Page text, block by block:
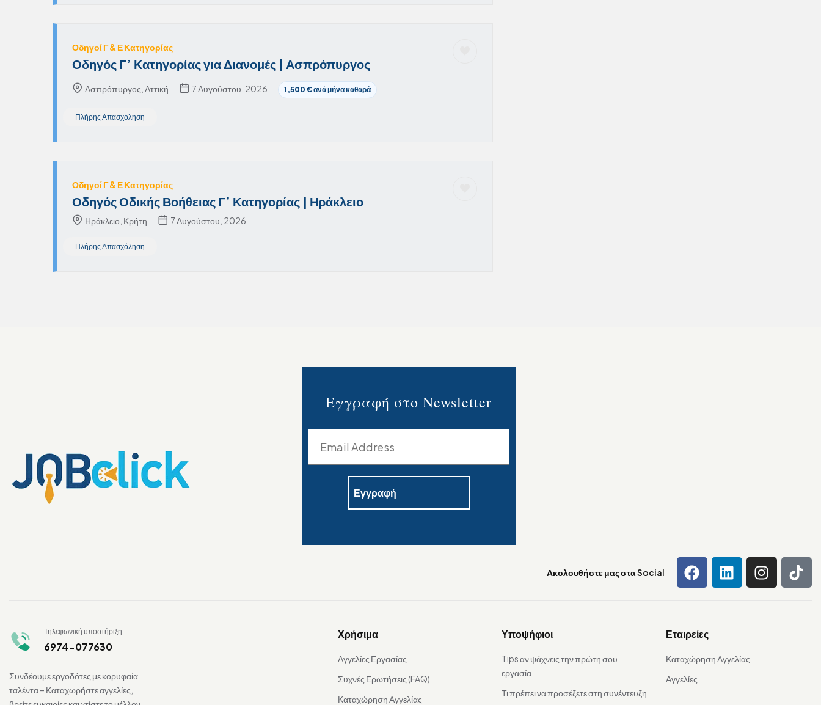
Οδηγοί Γ & Ε Κατηγορίας
Οδηγός Γ’ Κατηγορίας για Διανομές | Ασπρόπυργος
Ασπρόπυργος, Αττική 7 Αυγούστου, 2026 1,500 € ανά μήνα καθαρά
Πλήρης Απασχόληση
Οδηγοί Γ & Ε Κατηγορίας
Οδηγός Οδικής Βοήθειας Γ’ Κατηγορίας | Ηράκλειο
Ηράκλειο, Κρήτη 7 Αυγούστου, 2026
Πλήρης Απασχόληση
Εγγραφή στο Newsletter
Ακολουθήστε μας στα Social
Τηλεφωνική υποστήριξη
6974-077630
Συνδέουμε εργοδότες με κορυφαία
ταλέντα – Καταχωρήστε αγγελίες,
Χρήσιμα
Αγγελίες Εργασίας
Συχνές Ερωτήσεις (FAQ)
Καταχώρηση Αγγελίας
Υποψήφιοι
Tips αν ψάχνεις την πρώτη σου
εργασία
Τι πρέπει να προσέξετε στη συνέντευξη
Εταιρείες
Καταχώρηση Αγγελίας
Αγγελίες